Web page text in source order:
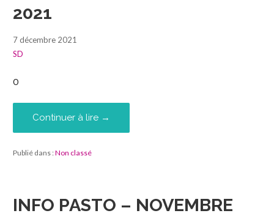
2021
7 décembre 2021
SD
0
Continuer à lire →
Publié dans :Non classé
INFO PASTO – NOVEMBRE